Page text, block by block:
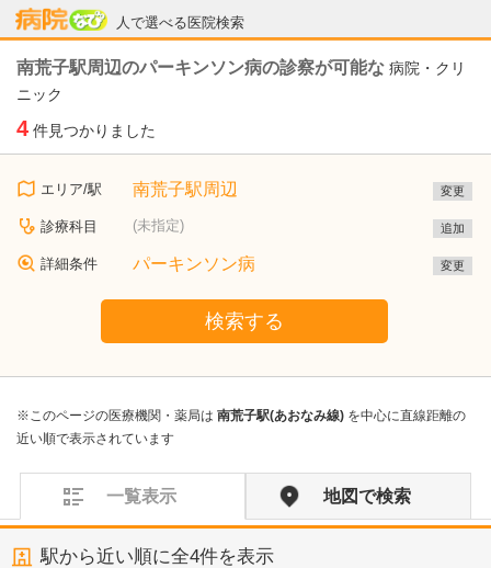
人で選べる医院検索
病院なび
南荒子駅周辺のパーキンソン病の診察が可能な 病院・クリ
ニック
4 件見つかりました
エリア/駅 南荒子駅周辺 変更
診療科目 (未指定) 追加
詳細条件 パーキンソン病 変更
検索する
※このページの医療機関・薬局は 南荒子駅(あおなみ線) を中心に直線距離の
近い順で表示されています
一覧表示 地図で検索
駅から近い順に全4件を表示